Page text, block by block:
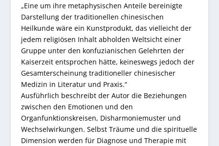
„Eine um ihre metaphysischen Anteile bereinigte
Darstellung der traditionellen chinesischen
Heilkunde wäre ein Kunstprodukt, das vielleicht der
jedem religiösen Inhalt abholden Weltsicht einer
Gruppe unter den konfuzianischen Gelehrten der
Kaiserzeit entsprochen hätte, keineswegs jedoch der
Gesamterscheinung traditioneller chinesischer
Medizin in Literatur und Praxis.“
Ausführlich beschreibt der Autor die Beziehungen
zwischen den Emotionen und den
Organfunktionskreisen, Disharmoniemuster und
Wechselwirkungen. Selbst Träume und die spirituelle
Dimension werden für Diagnose und Therapie mit